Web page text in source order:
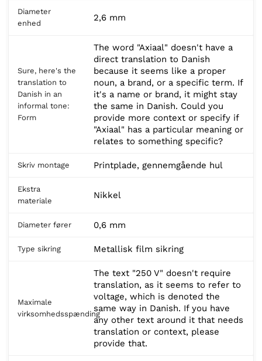
Diameter
enhed
2,6 mm
Sure, here's the
translation to
Danish in an
informal tone:
Form
The word "Axiaal" doesn't have a
direct translation to Danish
because it seems like a proper
noun, a brand, or a specific term. If
it's a name or brand, it might stay
the same in Danish. Could you
provide more context or specify if
"Axiaal" has a particular meaning or
relates to something specific?
Skriv montage Printplade, gennemgående hul
Ekstra
materiale
Nikkel
Diameter fører 0,6 mm
Type sikring Metallisk film sikring
Maximale
virksomhedsspænding
The text "250 V" doesn't require
translation, as it seems to refer to
voltage, which is denoted the
same way in Danish. If you have
any other text around it that needs
translation or context, please
provide that.